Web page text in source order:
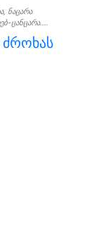
ნაცარა
ცანცარა....